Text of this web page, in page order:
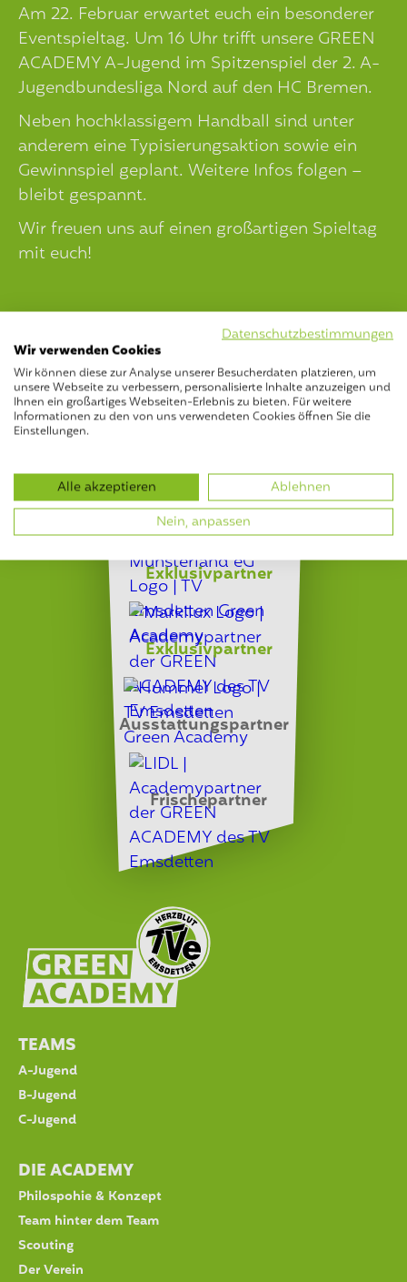
Am 22. Februar erwartet euch ein besonderer
Eventspieltag. Um 16 Uhr trifft unsere GREEN
ACADEMY A-Jugend im Spitzenspiel der 2. A-
Jugendbundesliga Nord auf den HC Bremen.
Neben hochklassigem Handball sind unter
anderem eine Typisierungsaktion sowie ein
Gewinnspiel geplant. Weitere Infos folgen –
bleibt gespannt.
Wir freuen uns auf einen großartigen Spieltag
mit euch!
Bewegungspartner
Exklusivpartner
Exklusivpartner
Ausstattungspartner
Frischepartner
TEAMS
A-Jugend
B-Jugend
C-Jugend
DIE ACADEMY
Philospohie & Konzept
Team hinter dem Team
Scouting
Der Verein
Datenschutzbestimmungen
Wir verwenden Cookies
Wir können diese zur Analyse unserer Besucherdaten platzieren, um
unsere Webseite zu verbessern, personalisierte Inhalte anzuzeigen und
Ihnen ein großartiges Webseiten-Erlebnis zu bieten. Für weitere
Informationen zu den von uns verwendeten Cookies öffnen Sie die
Einstellungen.
Alle akzeptieren
Ablehnen
Nein, anpassen